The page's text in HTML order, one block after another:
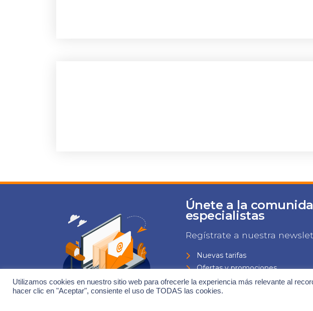
Únete a la
especialistas
Regístrate a nuestra
Nuevas tarifas
Ofertas y promociones
Eventos y jornadas
Todas las novedades
Utilizamos cookies en nuestro sitio web para ofrecerle la experiencia más relevante al
hacer clic en "Aceptar", consiente el uso de TODAS las cookies.